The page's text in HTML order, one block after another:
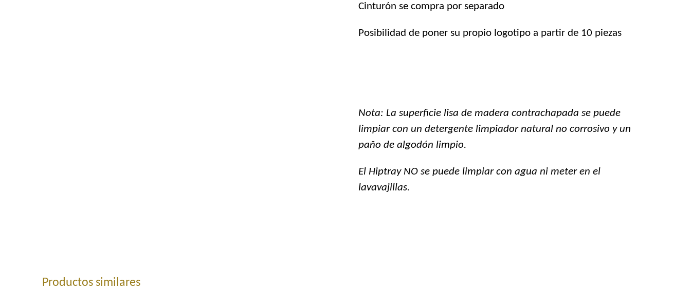
Cinturón se compra por separado
Posibilidad de poner su propio logotipo a partir de 10 piezas
Nota: La superficie lisa de madera contrachapada se puede
limpiar con un detergente limpiador natural no corrosivo y un
paño de algodón limpio.
El Hiptray NO se puede limpiar con agua ni meter en el
lavavajillas.
Productos similares